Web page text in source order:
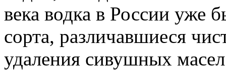
века водка в России уже
сорта, различавшиеся
удаления сивушных